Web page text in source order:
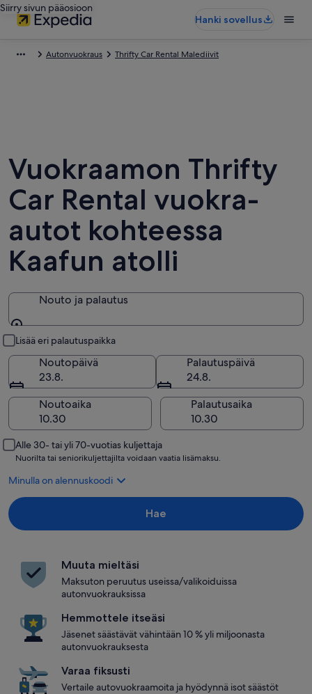
Siirry sivun pääosioon
Hanki sovellus
Autonvuokraus Thrifty Car Rental Malediivit
Vuokraamon Thrifty
Car Rental vuokra-
autot kohteessa
Kaafun atolli
Nouto ja palautus
Lisää eri palautuspaikka
Noutopäivä
23.8.
Palautuspäivä
24.8.
Noutoaika
Palautusaika
Alle 30- tai yli 70-vuotias kuljettaja
Nuorilta tai seniorikuljettajilta voidaan vaatia lisämaksu.
Minulla on alennuskoodi
Hae
Muuta mieltäsi
Maksuton peruutus useissa/valikoiduissa
autonvuokrauksissa
Hemmottele itseäsi
Jäsenet säästävät vähintään 10 % yli miljoonasta
autonvuokrauksesta
Varaa fiksusti
Vertaile autovuokraamoita ja hyödynnä isot säästöt